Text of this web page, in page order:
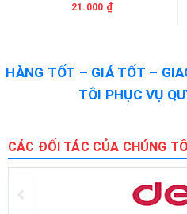
21.000 ₫
HÀNG TỐT – GIÁ TỐT –
TÔI PHỤC VỤ
CÁC ĐỐI TÁC CỦA CHÚNG